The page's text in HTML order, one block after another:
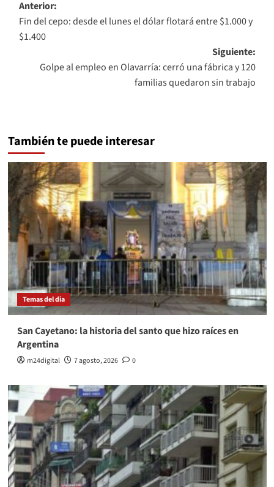
Navegación
de
entradas
Anterior:
Fin del cepo: desde el lunes el dólar flotará entre $1.000 y
$1.400
Siguiente:
Golpe al empleo en Olavarría: cerró una fábrica y 120
familias quedaron sin trabajo
También te puede interesar
Temas del dia
San Cayetano: la historia del santo que hizo raíces en
Argentina
m24digital 7 agosto, 2026 0